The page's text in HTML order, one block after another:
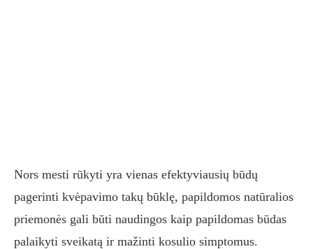
Nors mesti rūkyti yra vienas efektyviausių būdų
pagerinti kvėpavimo takų būklę, papildomos natūralios
priemonės gali būti naudingos kaip papildomas būdas
palaikyti sveikatą ir mažinti kosulio simptomus.